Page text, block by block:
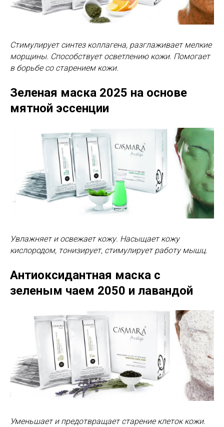
Стимулирует синтез коллагена, разглаживает мелкие
морщины. Способствует осветлению кожи. Помогает
в борьбе со старением кожи.
Зеленая маска 2025 на основе
мятной эссенции
Увлажняет и освежает кожу. Насыщает кожу
кислородом, тонизирует, стимулирует работу мышц.
Антиоксидантная маска с
зеленым чаем 2050 и лавандой
Уменьшает и предотвращает старение клеток кожи.